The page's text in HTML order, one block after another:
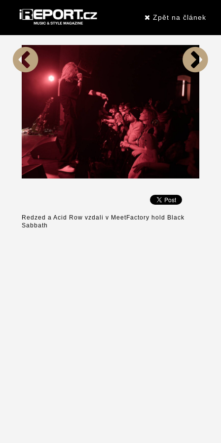
Zpět na článek
Redzed a Acid Row vzdali v MeetFactory hold Black
Sabbath